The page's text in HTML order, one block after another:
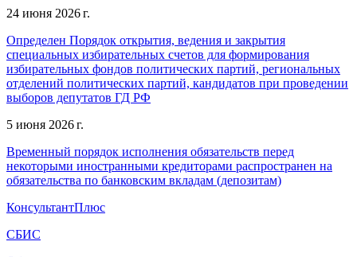
24 июня 2026 г.
Определен Порядок открытия, ведения и закрытия
специальных избирательных счетов для формирования
избирательных фондов политических партий, региональных
отделений политических партий, кандидатов при проведении
выборов депутатов ГД РФ
5 июня 2026 г.
Временный порядок исполнения обязательств перед
некоторыми иностранными кредиторами распространен на
обязательства по банковским вкладам (депозитам)
КонсультантПлюс
СБИС